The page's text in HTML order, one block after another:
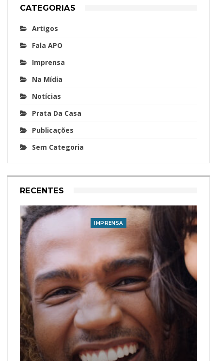
CATEGORIAS
Artigos
Fala APO
Imprensa
Na Mídia
Notícias
Prata Da Casa
Publicações
Sem Categoria
RECENTES
IMPRENSA